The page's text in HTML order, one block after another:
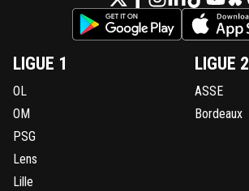
LIGUE 1
OL
OM
PSG
Lens
Lille
LIGUE 2
ASSE
Bordeaux